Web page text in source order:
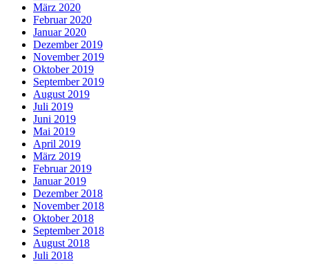
März 2020
Februar 2020
Januar 2020
Dezember 2019
November 2019
Oktober 2019
September 2019
August 2019
Juli 2019
Juni 2019
Mai 2019
April 2019
März 2019
Februar 2019
Januar 2019
Dezember 2018
November 2018
Oktober 2018
September 2018
August 2018
Juli 2018